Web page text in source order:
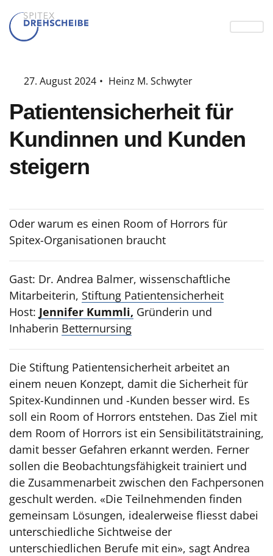
27. August 2024 • Heinz M. Schwyter
Patientensicherheit für
Kundinnen und Kunden
steigern
Oder warum es einen Room of Horrors für
Spitex-Organisationen braucht
Gast: Dr. Andrea Balmer, wissenschaftliche
Mitarbeiterin, Stiftung Patientensicherheit
Host: Jennifer Kummli, Gründerin und
Inhaberin Betternursing
Die Stiftung Patientensicherheit arbeitet an
einem neuen Konzept, damit die Sicherheit für
Spitex-Kundinnen und -Kunden besser wird. Es
soll ein Room of Horrors entstehen. Das Ziel mit
dem Room of Horrors ist ein Sensibilitätstraining,
damit besser Gefahren erkannt werden. Ferner
sollen die Beobachtungsfähigkeit trainiert und
die Zusammenarbeit zwischen den Fachpersonen
geschult werden. «Die Teilnehmenden finden
gemeinsam Lösungen, idealerweise fliesst dabei
unterschiedliche Sichtweise der
unterschiedlichen Berufe mit ein», sagt Andrea